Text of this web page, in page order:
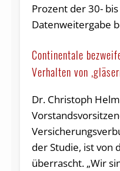
Prozent der 30-
Datenweitergabe
Continentale
Verhalten von
Dr. Christoph
der Studie, ist von
überrascht. „Wir